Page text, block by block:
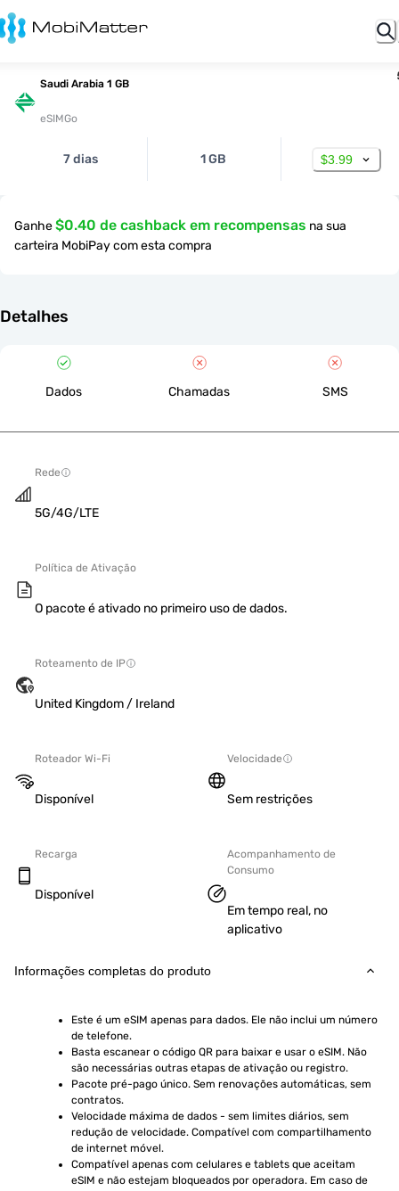
Saudi Arabia 1 GB
eSIMGo
7 dias 1 GB $3.99
Ganhe$0.40 de cashback em recompensas na sua
carteira MobiPay com esta compra
Detalhes
Dados Chamadas SMS
Rede
5G/4G/LTE
Política de Ativação
O pacote é ativado no primeiro uso de dados.
Roteamento de IP
United Kingdom / Ireland
Roteador Wi-Fi
Disponível
Velocidade
Sem restrições
Recarga
Disponível
Acompanhamento de
Consumo
Em tempo real, no
aplicativo
Informações completas do produto
Este é um eSIM apenas para dados. Ele não inclui um número
de telefone.
Basta escanear o código QR para baixar e usar o eSIM. Não
são necessárias outras etapas de ativação ou registro.
Pacote pré-pago único. Sem renovações automáticas, sem
contratos.
Velocidade máxima de dados - sem limites diários, sem
redução de velocidade. Compatível com compartilhamento
de internet móvel.
Compatível apenas com celulares e tablets que aceitam
eSIM e não estejam bloqueados por operadora. Em caso de